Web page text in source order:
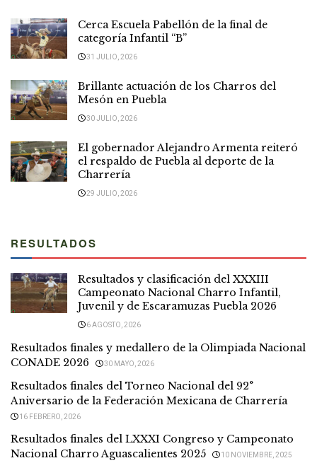
LEER MÁSDETAILS
Cerca Escuela Pabellón de la final de
categoría Infantil “B”
31 JULIO, 2026
Brillante actuación de los Charros del
Mesón en Puebla
30 JULIO, 2026
El gobernador Alejandro Armenta reiteró
el respaldo de Puebla al deporte de la
Charrería
29 JULIO, 2026
RESULTADOS
Resultados y clasificación del XXXIII
Campeonato Nacional Charro Infantil,
Juvenil y de Escaramuzas Puebla 2026
6 AGOSTO, 2026
Resultados finales y medallero de la Olimpiada Nacional
CONADE 2026
30 MAYO, 2026
Resultados finales del Torneo Nacional del 92°
Aniversario de la Federación Mexicana de Charrería
16 FEBRERO, 2026
Resultados finales del LXXXI Congreso y Campeonato
Nacional Charro Aguascalientes 2025
10 NOVIEMBRE, 2025